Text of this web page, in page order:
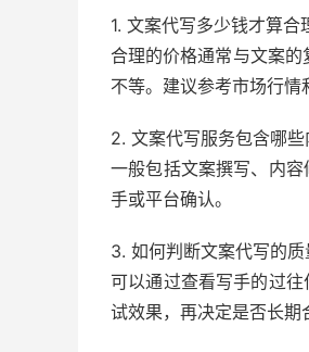
1. 文案代写多少钱才算合
合理的价格通常与文案
不等。建议参考市场行情
2. 文案代写服务包含哪些
一般包括文案撰写、内
手或平台确认。
3. 如何判断文案代写的质
可以通过查看写手的过
试效果，再决定是否长期